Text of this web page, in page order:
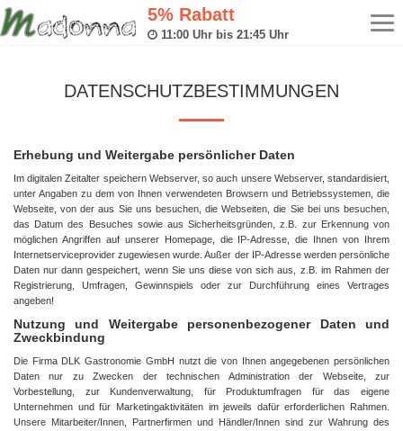
5% Rabatt
11:00 Uhr bis 21:45 Uhr
DATENSCHUTZBESTIMMUNGEN
Erhebung und Weitergabe persönlicher Daten
Im digitalen Zeitalter speichern Webserver, so auch unsere Webserver, standardisiert,
unter Angaben zu dem von Ihnen verwendeten Browsern und Betriebssystemen, die
Webseite, von der aus Sie uns besuchen, die Webseiten, die Sie bei uns besuchen,
das Datum des Besuches sowie aus Sicherheitsgründen, z.B. zur Erkennung von
möglichen Angriffen auf unserer Homepage, die IP-Adresse, die Ihnen von Ihrem
Internetserviceprovider zugewiesen wurde. Außer der IP-Adresse werden persönliche
Daten nur dann gespeichert, wenn Sie uns diese von sich aus, z.B. im Rahmen der
Registrierung, Umfragen, Gewinnspiels oder zur Durchführung eines Vertrages
angeben!
Nutzung und Weitergabe personenbezogener Daten und
Zweckbindung
Die Firma DLK Gastronomie GmbH nutzt die von Ihnen angegebenen persönlichen
Daten nur zu Zwecken der technischen Administration der Webseite, zur
Vorbestellung, zur Kundenverwaltung, für Produktumfragen für das eigene
Unternehmen und für Marketingaktivitäten im jeweils dafür erforderlichen Rahmen.
Unsere Mitarbeiter/Innen, Partnerfirmen und Händler/Innen sind zur Wahrung des